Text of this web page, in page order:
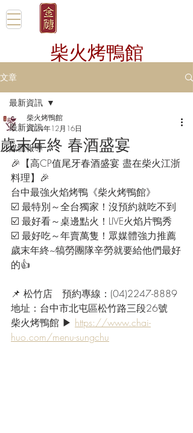
柴火烤鴨館
文章
最新資訊
媒體報導
最新資訊
歲末年終 春酒盛宴
柴火烤鴨館
2024年12月16日
🎉【高CP值尾牙春酒盛宴 盡在柴火江浙
料理】🎉
台中最強火焰烤鴨《柴火烤鴨館》
☑️ 最特別～全台獨家！沒預約就吃不到
☑️ 最好看～桌邊點火！LIVE火焰片鴨秀
☑️ 最好吃～年賣萬隻！眾媒體強力推薦
歲末年終~犒勞團隊辛勞就要給他們最好
的👍
📌 松竹店　預約專線：(04)2247-8889
地址：台中市北屯區松竹路三段26號
柴火烤鴨館 ▶ https://www.chai-
huo.com/menu-sungchu